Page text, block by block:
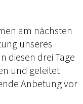
am nächsten
unseres
diesen drei Tage
und geleitet
Anbetung vor